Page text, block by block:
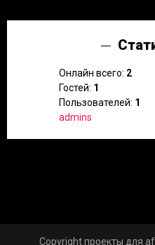
Онлайн всего: 2
Гостей: 1
Пользователей: 1
admins
Copyright проекты для